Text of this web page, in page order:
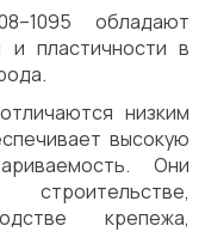
обладают
и пластичности в
низким
высокую
Они
крепежа,